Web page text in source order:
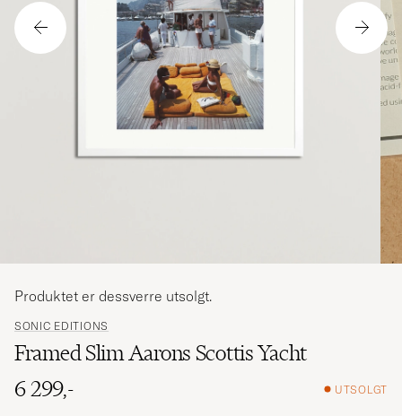
SONIC EDITIONS
Framed Slim Aarons Scottis Yacht
6 299,-
UTSOLGT
Produktet er dessverre utsolgt.